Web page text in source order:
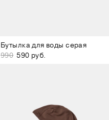
Бутылка для воды серая
990 590 руб.